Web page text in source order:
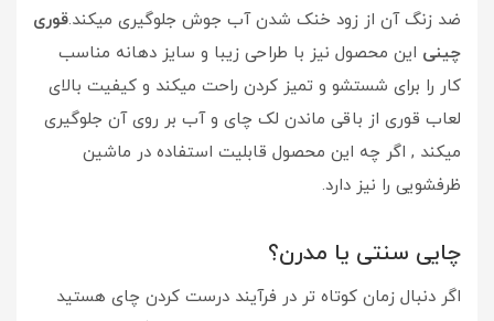
ضد زنگ آن از زود خنک شدن آب جوش جلوگیری میکند.قوری
چینی این محصول نیز با طراحی زیبا و سایز دهانه مناسب
کار را برای شستشو و تمیز کردن راحت میکند و کیفیت بالای
لعاب قوری از باقی ماندن لک چای و آب بر روی آن جلوگیری
میکند , اگر چه این محصول قابلیت استفاده در ماشین
ظرفشویی را نیز دارد.
چایی سنتی یا مدرن؟
اگر دنبال زمان کوتاه تر در فرآیند درست کردن چای هستید